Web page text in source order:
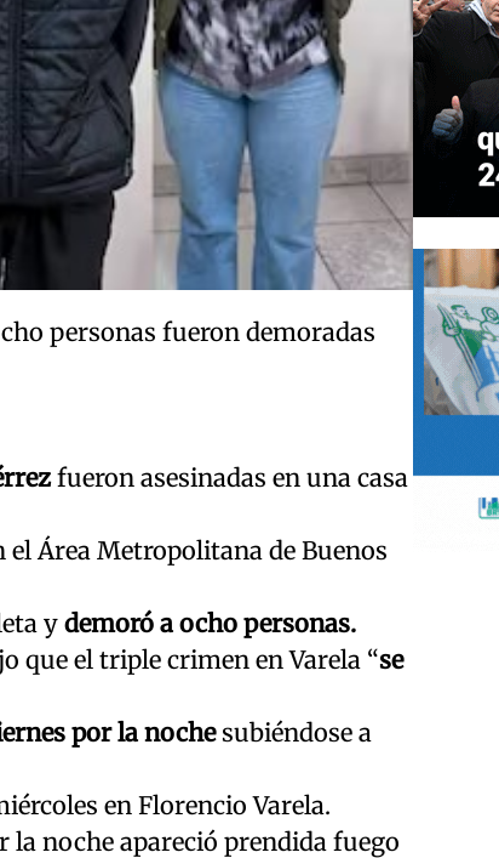
personas fueron demoradas
fueron asesinadas en una casa
Área Metropolitana de Buenos
y demoró a ocho personas.
que el triple crimen en Varela “se
por la nochesubiéndose a
en Florencio Varela.
la noche apareció prendida fuego